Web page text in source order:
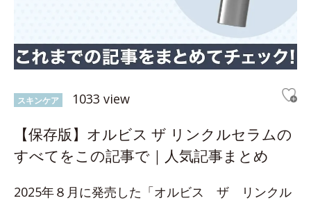
スキンケア 1033 view
【保存版】オルビス ザ リンクルセラムの
すべてをこの記事で｜人気記事まとめ
2025年８月に発売した「オルビス ザ リンクル